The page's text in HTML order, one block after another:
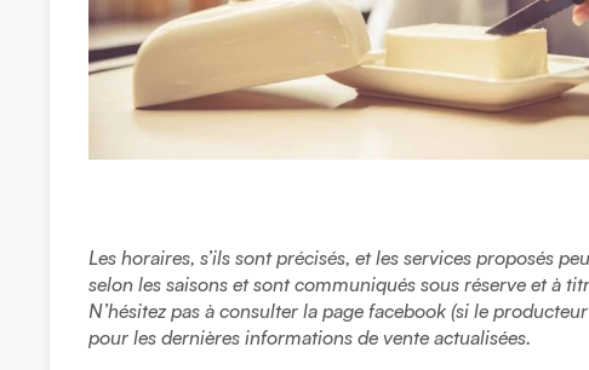
Les horaires, s’ils sont précisés, et les services proposés
selon les saisons et sont communiqués sous réserve et à
N’hésitez pas à consulter la page facebook (si le
pour les dernières informations de vente actualisées.